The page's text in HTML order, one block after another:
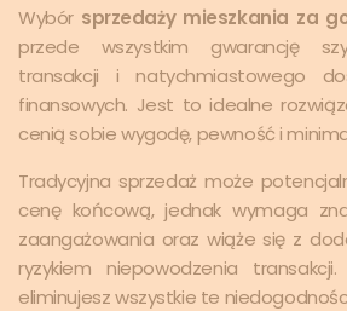
Wybór sprzedaży mieszkania za
przede wszystkim gwarancję
transakcji i natychmiastowego
finansowych. Jest to idealne
cenią sobie wygodę, pewność i
Tradycyjna sprzedaż może
cenę końcową, jednak wymaga
zaangażowania oraz wiąże się z
ryzykiem niepowodzenia transakcji.
eliminujesz wszystkie te